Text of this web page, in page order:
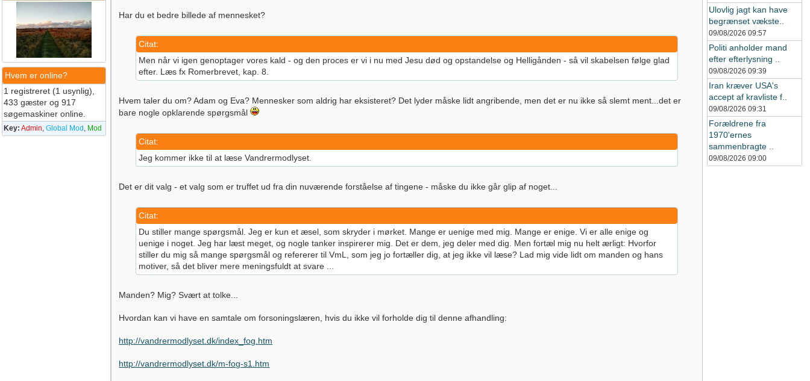
Hvem er online?
1 registreret (1 usynlig),
433 gæster og 917
søgemaskiner online.
Key: Admin,Global Mod , Mod
Har du et bedre billede af mennesket?
Citat:
Men når vi igen genoptager vores kald - og den proces er vi i nu med Jesu død og opstandelse og Helligånden - så vil skabelsen følge glad
efter. Læs fx Romerbrevet, kap. 8.
Hvem taler du om? Adam og Eva? Mennesker som aldrig har eksisteret? Det lyder måske lidt angribende, men det er nu ikke så slemt ment...det er
bare nogle opklarende spørgsmål
Citat:
Jeg kommer ikke til at læse Vandrermodlyset.
Det er dit valg - et valg som er truffet ud fra din nuværende forståelse af tingene - måske du ikke går glip af noget...
Citat:
Du stiller mange spørgsmål. Jeg er kun et æsel, som skryder i mørket. Mange er uenige med mig. Mange er enige. Vi er alle enige og
uenige i noget. Jeg har læst meget, og nogle tanker inspirerer mig. Det er dem, jeg deler med dig. Men fortæl mig nu helt ærligt: Hvorfor
stiller du mig så mange spørgsmål og refererer til VmL, som jeg jo fortæller dig, at jeg ikke vil læse? Lad mig vide lidt om manden og hans
motiver, så det bliver mere meningsfuldt at svare ...
Manden? Mig? Svært at tolke...
Hvordan kan vi have en samtale om forsoningslæren, hvis du ikke vil forholde dig til denne afhandling:
http://vandrermodlyset.dk/index_fog.htm
http://vandrermodlyset.dk/m-fog-s1.htm
Ulovlig jagt kan have
begrænset vækste..
09/08/2026 09:57
Politi anholder mand
efter efterlysning ..
09/08/2026 09:39
Iran kræver USA's
accept af kravliste f..
09/08/2026 09:31
Forældrene fra
1970'ernes
sammenbragte ..
09/08/2026 09:00